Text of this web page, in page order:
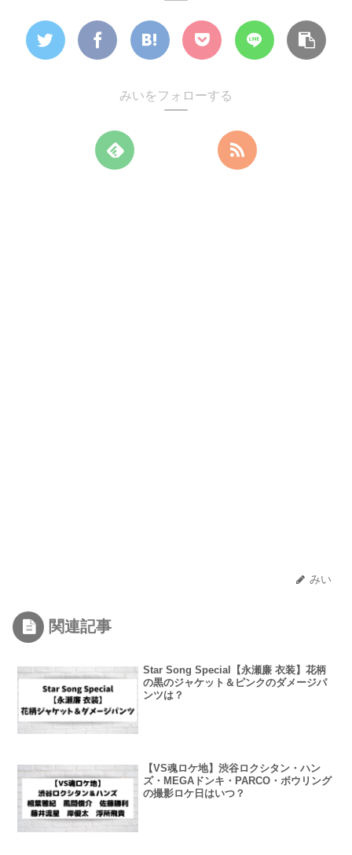
みいをフォローする
みい
関連記事
Star Song Special【永瀬廉 衣装】花柄
の黒のジャケット＆ピンクのダメージパ
ンツは？
【VS魂ロケ地】渋谷ロクシタン・ハン
ズ・MEGAドンキ・PARCO・ボウリング
の撮影ロケ日はいつ？